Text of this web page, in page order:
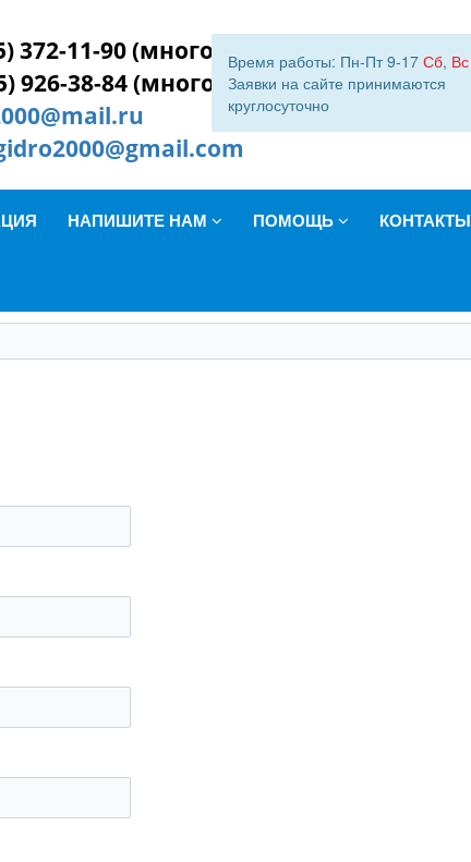
372-11-90 (многокан.)
926-38-84 (многокан.)
Время работы: Пн-Пт 9-17 Сб, Вс
Заявки на сайте принимаются
круглосуточно
НАПИШИТЕ НАМ ПОМОЩЬ КОНТАКТЫ